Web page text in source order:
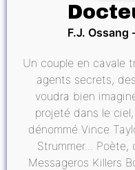
F.J. Ossang
Un couple en cavale
agents secrets,
voudra bien
projeté dans le
dénommé Vince
Strummer...
Messageros Killers